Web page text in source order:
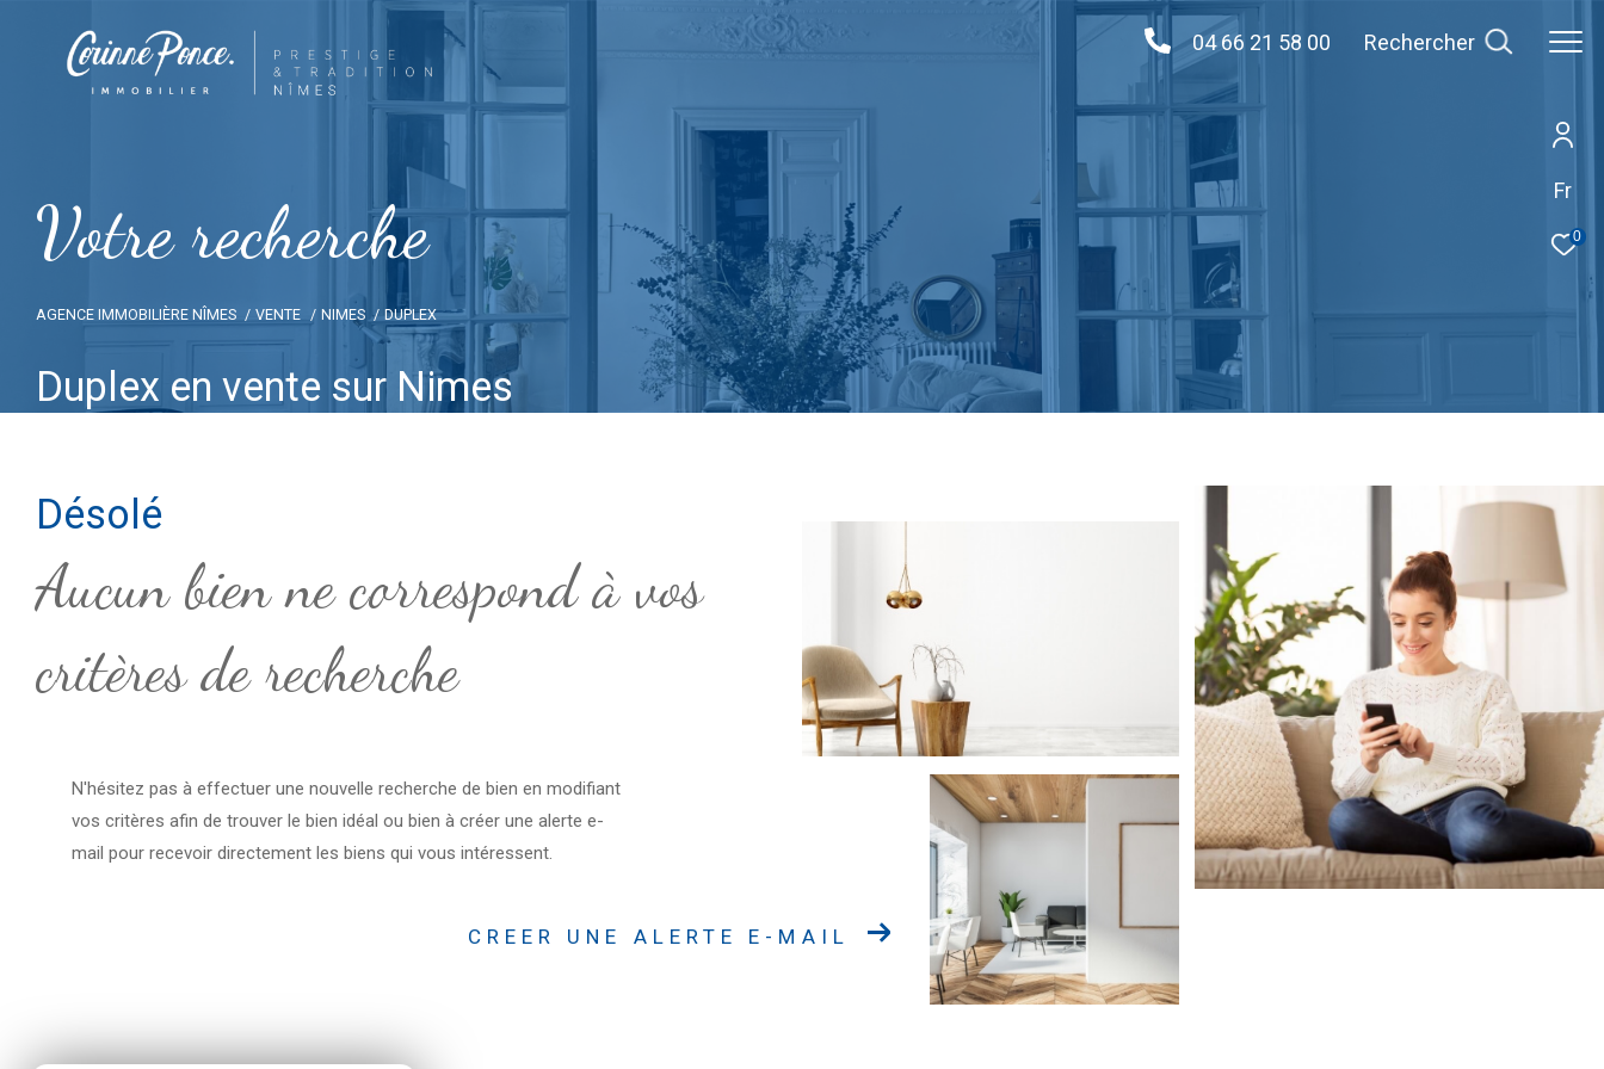
Fr
0
04 66 21 58 00 Rechercher
Votre recherche
AGENCE IMMOBILIÈRE NÎMES VENTE NIMES DUPLEX
Duplex en vente sur Nimes
Désolé
Aucun bien ne correspond à vos
critères de recherche
N'hésitez pas à effectuer une nouvelle recherche de bien en modifiant
vos critères afin de trouver le bien idéal ou bien à créer une alerte e-
mail pour recevoir directement les biens qui vous intéressent.
CREER UNE ALERTE E-MAIL